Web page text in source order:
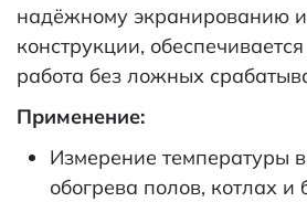
надёжному экранированию
конструкции,
работа без ложных
Применение:
Измерение температуры
обогрева полов, котлах и